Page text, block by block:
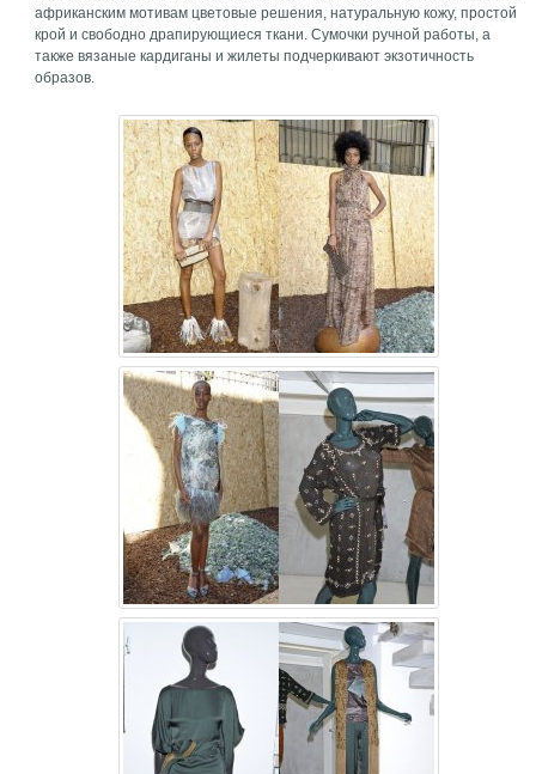
африканским мотивам цветовые решения, натуральную кожу, простой
крой и свободно драпирующиеся ткани. Сумочки ручной работы, а
также вязаные кардиганы и жилеты подчеркивают экзотичность
образов.